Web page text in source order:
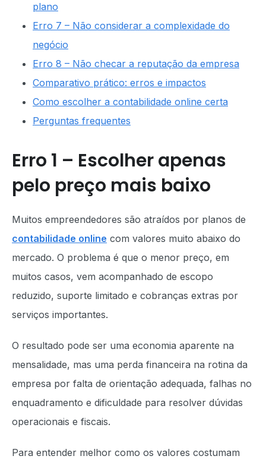
plano
Erro 7 – Não considerar a complexidade do
negócio
Erro 8 – Não checar a reputação da empresa
Comparativo prático: erros e impactos
Como escolher a contabilidade online certa
Perguntas frequentes
Erro 1 – Escolher apenas
pelo preço mais baixo
Muitos empreendedores são atraídos por planos de
contabilidade online com valores muito abaixo do
mercado. O problema é que o menor preço, em
muitos casos, vem acompanhado de escopo
reduzido, suporte limitado e cobranças extras por
serviços importantes.
O resultado pode ser uma economia aparente na
mensalidade, mas uma perda financeira na rotina da
empresa por falta de orientação adequada, falhas no
enquadramento e dificuldade para resolver dúvidas
operacionais e fiscais.
Para entender melhor como os valores costumam